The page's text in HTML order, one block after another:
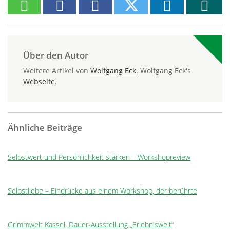
Über den Autor
Weitere Artikel von Wolfgang Eck. Wolfgang Eck's
Webseite.
Ähnliche Beiträge
Selbstwert und Persönlichkeit stärken – Workshopreview
Selbstliebe – Eindrücke aus einem Workshop, der berührte
Grimmwelt Kassel, Dauer-Ausstellung „Erlebniswelt“